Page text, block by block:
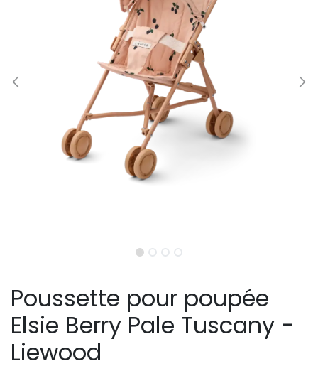
Poussette pour poupée
Elsie Berry Pale Tuscany -
Liewood